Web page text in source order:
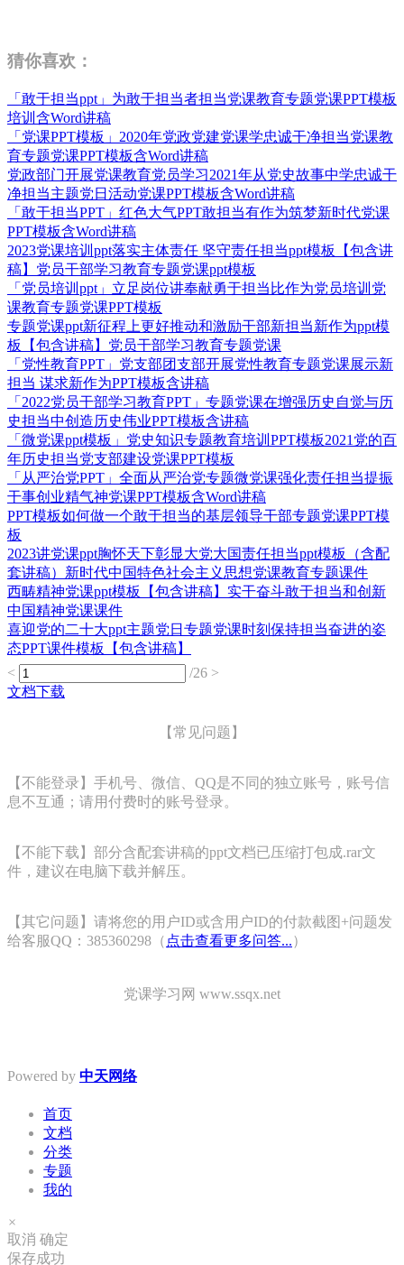
猜你喜欢：
「敢于担当ppt」为敢于担当者担当党课教育专题党课PPT模板
培训含Word讲稿
「党课PPT模板」2020年党政党建党课学忠诚干净担当党课教
育专题党课PPT模板含Word讲稿
党政部门开展党课教育党员学习2021年从党史故事中学忠诚干
净担当主题党日活动党课PPT模板含Word讲稿
「敢于担当PPT」红色大气PPT敢担当有作为筑梦新时代党课
PPT模板含Word讲稿
2023党课培训ppt落实主体责任 坚守责任担当ppt模板【包含讲
稿】党员干部学习教育专题党课ppt模板
「党员培训ppt」立足岗位讲奉献勇于担当比作为党员培训党
课教育专题党课PPT模板
专题党课ppt新征程上更好推动和激励干部新担当新作为ppt模
板【包含讲稿】党员干部学习教育专题党课
「党性教育PPT」党支部团支部开展党性教育专题党课展示新
担当 谋求新作为PPT模板含讲稿
「2022党员干部学习教育PPT」专题党课在增强历史自觉与历
史担当中创造历史伟业PPT模板含讲稿
「微党课ppt模板」党史知识专题教育培训PPT模板2021党的百
年历史担当党支部建设党课PPT模板
「从严治党PPT」全面从严治党专题微党课强化责任担当提振
干事创业精气神党课PPT模板含Word讲稿
PPT模板如何做一个敢于担当的基层领导干部专题党课PPT模
板
2023讲党课ppt胸怀天下彰显大党大国责任担当ppt模板（含配
套讲稿）新时代中国特色社会主义思想党课教育专题课件
西畴精神党课ppt模板【包含讲稿】实干奋斗敢于担当和创新
中国精神党课课件
喜迎党的二十大ppt主题党日专题党课时刻保持担当奋进的姿
态PPT课件模板【包含讲稿】
<
/26 >
文档下载
【常见问题】
【不能登录】手机号、微信、QQ是不同的独立账号，账号信
息不互通；请用付费时的账号登录。
【不能下载】部分含配套讲稿的ppt文档已压缩打包成.rar文
件，建议在电脑下载并解压。
【其它问题】请将您的用户ID或含用户ID的付款截图+问题发
给客服QQ：385360298（ 点击查看更多问答...）
党课学习网 www.ssqx.net
Powered by 中天网络
首页
文档
分类
专题
我的
×
取消 确定
保存成功